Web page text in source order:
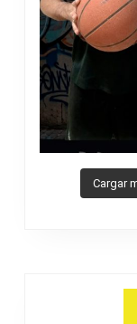
Cargar